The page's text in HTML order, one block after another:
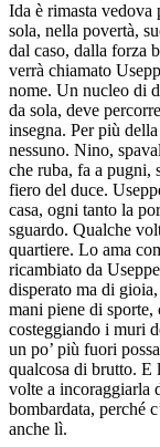
Ida è rimasta vedova
sola, nella povertà,
dal caso, dalla forza
verrà chiamato
nome. Un nucleo di
da sola, deve
insegna. Per più
nessuno. Nino,
che ruba, fa a pugni,
fiero del duce.
casa, ogni tanto la
sguardo. Qualche
quartiere. Lo ama
ricambiato da
disperato ma di
mani piene di sporte,
costeggiando i muri
un po’ più fuori
qualcosa di brutto. E
volte a incoraggiarla
bombardata, perché
anche lì.